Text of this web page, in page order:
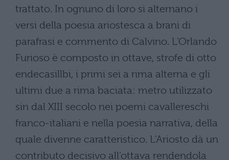
trattato. In ognuno di loro si alternano i
versi della poesia ariostesca a brani di
parafrasi e commento di Calvino. L’Orlando
Furioso è composto in ottave, strofe di otto
endecasillbi, i primi sei a rima alterna e gli
ultimi due a rima baciata: metro utilizzato
sin dal XIII secolo nei poemi cavallereschi
franco-italiani e nella poesia narrativa, della
quale divenne caratteristico. L’Ariosto dà un
contributo decisivo all’ottava rendendola